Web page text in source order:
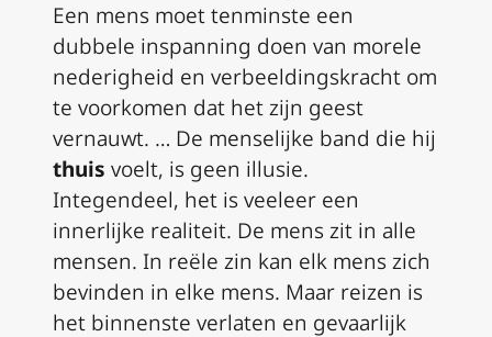
Een mens moet tenminste een
dubbele inspanning doen van morele
nederigheid en verbeeldingskracht om
te voorkomen dat het zijn geest
vernauwt. … De menselijke band die hij
thuis voelt, is geen illusie.
Integendeel, het is veeleer een
innerlijke realiteit. De mens zit in alle
mensen. In reële zin kan elk mens zich
bevinden in elke mens. Maar reizen is
het binnenste verlaten en gevaarlijk